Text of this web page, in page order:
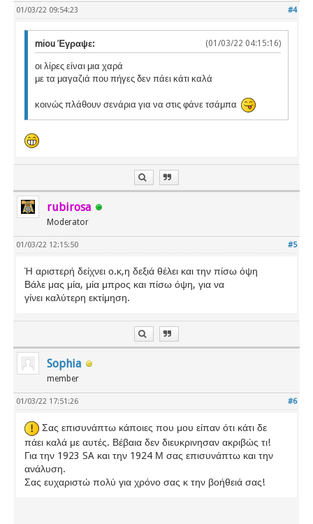
#4
01/03/22 09:54:23
(01/03/22 04:15:16)
miou Έγραψε:
οι λίρες είναι μια χαρά
με τα μαγαζιά που πήγες δεν πάει κάτι καλά
κοινώς πλάθουν σενάρια για να στις φάνε τσάμπα
rubirosa
Moderator
#5
01/03/22 12:15:50
Ή αριστερή δείχνει ο.κ,η δεξιά θέλει και την πίσω όψη
Βάλε μας μία, μία μπρος και πίσω όψη, για να
γίνει καλύτερη εκτίμηση.
Sophia
member
#6
01/03/22 17:51:26
Σας επισυνάπτω κάποιες που μου είπαν ότι κάτι δε
πάει καλά με αυτές. Βέβαια δεν διευκρινησαν ακριβώς τι!
Για την 1923 SA και την 1924 Μ σας επισυνάπτω και την
ανάλυση.
Σας ευχαριστώ πολύ για χρόνο σας κ την βοήθειά σας!